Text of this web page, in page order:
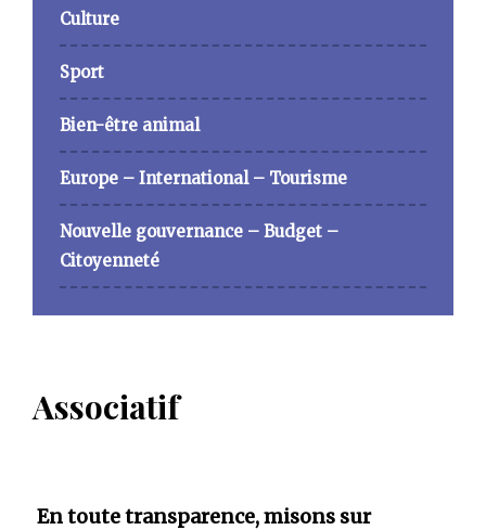
Culture
Sport
Bien-être animal
Europe – International – Tourisme
Nouvelle gouvernance – Budget –
Citoyenneté
Associatif
En toute transparence, misons sur